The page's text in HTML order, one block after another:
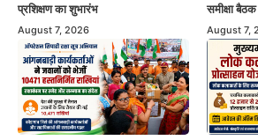
प्रशिक्षण का शुभारंभ
August 7, 2026
समीक्षा
August 7,